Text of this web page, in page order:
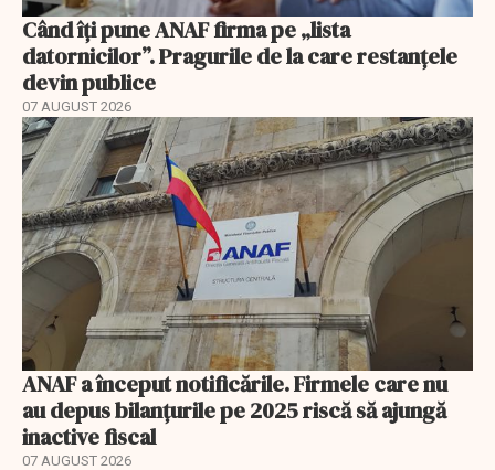
Când îți pune ANAF firma pe „lista
datornicilor”. Pragurile de la care restanțele
devin publice
07 AUGUST 2026
ANAF a început notificările. Firmele care nu
au depus bilanțurile pe 2025 riscă să ajungă
inactive fiscal
07 AUGUST 2026